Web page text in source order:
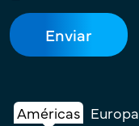
Américas Europa